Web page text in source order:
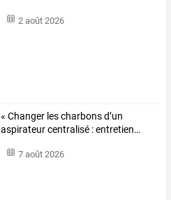
2 août 2026
« Changer lescharbonsd’un
aspirateurcentralisé :entretien…
7 août 2026